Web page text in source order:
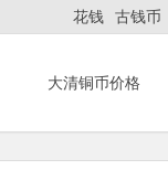
花钱 古钱币
大清铜币价格